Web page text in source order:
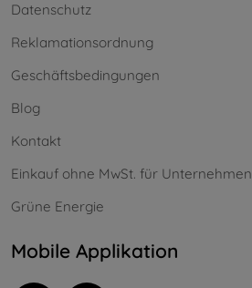
Datenschutz
Reklamationsordnung
Geschäftsbedingungen
Blog
Kontakt
Einkauf ohne MwSt. für Unternehmen
Grüne Energie
Mobile Applikation